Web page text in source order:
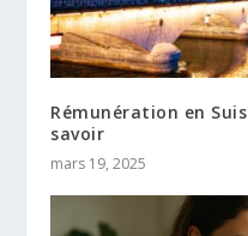
Rémunération en
savoir
mars 19, 2025